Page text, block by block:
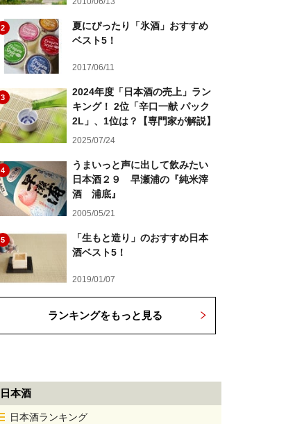
2
夏にぴったり「氷酒」おすすめ
ベスト5！
2017/06/11
3
2024年度「日本酒の売上」ラン
キング！ 2位「辛口一献 パック
2L」、1位は？【専門家が解説】
2025/07/24
4
うまいっと声に出して飲みたい
日本酒２９ 早瀬浦の『純米滓
酒 浦底』
2005/05/21
5
「生もと造り」のおすすめ日本
酒ベスト5！
2019/01/07
ランキングをもっと見る
日本酒
日本酒ランキング